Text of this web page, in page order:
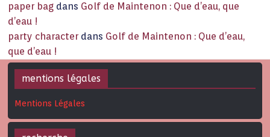
paper bag dans Golf de Maintenon : Que d’eau, que
d’eau !
party character dans Golf de Maintenon : Que d’eau,
que d’eau !
mentions légales
Mentions Légales